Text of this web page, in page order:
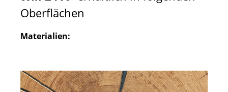
Oberflächen
Materialien: